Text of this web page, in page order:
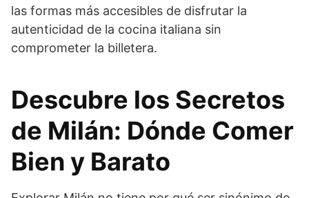
las formas más accesibles de disfrutar la
autenticidad de la cocina italiana sin
comprometer la billetera.
Descubre los Secretos
de Milán: Dónde Comer
Bien y Barato